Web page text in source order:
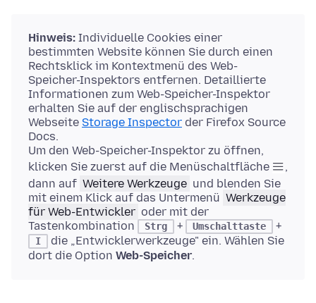
Hinweis: Individuelle Cookies einer
bestimmten Website können Sie durch einen
Rechtsklick im Kontextmenü des Web-
Speicher-Inspektors entfernen. Detaillierte
Informationen zum Web-Speicher-Inspektor
erhalten Sie auf der englischsprachigen
Webseite Storage Inspector der Firefox Source
Docs.
Um den Web-Speicher-Inspektor zu öffnen,
klicken Sie zuerst auf die Menüschaltfläche
,
dann auf Weitere Werkzeuge und blenden Sie
mit einem Klick auf das Untermenü Werkzeuge
für Web-Entwickler oder mit der
Tastenkombination
Strg + Umschalttaste +
I
die „Entwicklerwerkzeuge" ein. Wählen Sie
dort die Option Web-Speicher.